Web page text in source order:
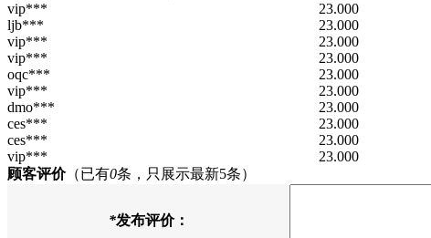
vip***
23.000
ljb***
23.000
vip***
23.000
vip***
23.000
oqc***
23.000
vip***
23.000
dmo***
23.000
ces***
23.000
ces***
23.000
vip***
23.000
顾客评价（已有0条，只展示最新5条）
*发布评价：